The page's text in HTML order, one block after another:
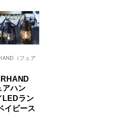
（フュア
アハン
LEDラン
イビース